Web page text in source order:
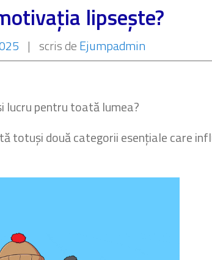
lipsește?
| scris deEjumpadmin
lucru pentru toată lumea?
totuși două categorii esențiale care